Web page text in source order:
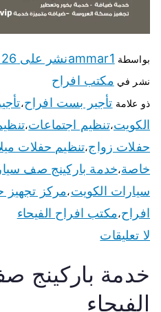
بواسطة ammar1نشر على 26 سبتمبر، 2020
نشر في مكتب افراح
ذو علامة تأجير بست افراح،
الكويت،تنظيم اجتماعات،
حفلات زواج،تنظيم حفلات
خاصة،خدمة باركينج صف
سيارات الكويت،مركز تجهيز
افراح،مكتب افراح الفيحاء
لا تعليقات
خدمة باركينج
الفيحاء